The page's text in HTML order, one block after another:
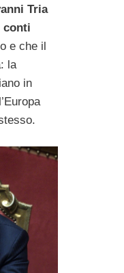
Tria
conti
e che il
la
in